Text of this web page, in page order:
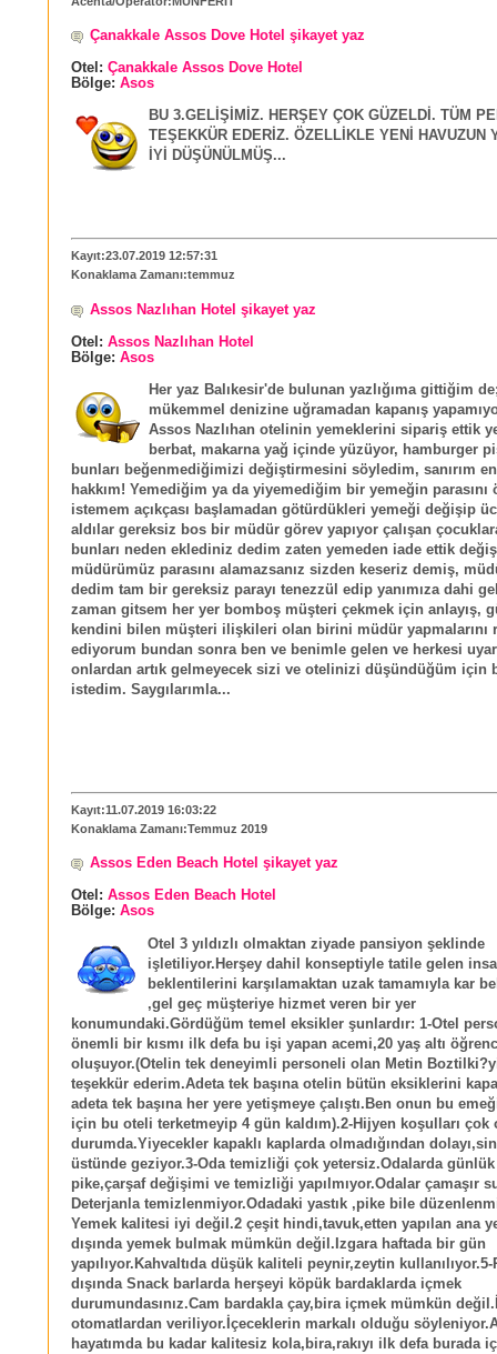
Çanakkale Assos Dove Hotel şikayet yaz
Otel: Çanakkale Assos Dove Hotel
Bölge: Asos
BU 3.GELİŞİMİZ. HERŞEY ÇOK GÜZELDİ. TÜM
TEŞEKKÜR EDERİZ. ÖZELLİKLE YENİ HAVUZUN
İYİ DÜŞÜNÜLMÜŞ...
Kayıt:23.07.2019 12:57:31
Konaklama Zamanı:temmuz
Assos Nazlıhan Hotel şikayet yaz
Otel: Assos Nazlıhan Hotel
Bölge: Asos
Her yaz Balıkesir'de bulunan yazlığıma gittiğim
mükemmel denizine uğramadan kapanış
Assos Nazlıhan otelinin yemeklerini sipariş ettik
berbat, makarna yağ içinde yüzüyor, hamburger
bunları beğenmediğimizi değiştirmesini söyledim, sanırım
hakkım! Yemediğim ya da yiyemediğim bir yemeğin parasını
istemem açıkçası başlamadan götürdükleri yemeği değişip
aldılar gereksiz bos bir müdür görev yapıyor çalışan
bunları neden eklediniz dedim zaten yemeden iade ettik
müdürümüz parasını alamazsanız sizden keseriz demiş,
dedim tam bir gereksiz parayı tenezzül edip yanımıza dahi
zaman gitsem her yer bomboş müşteri çekmek için anlayış,
kendini bilen müşteri ilişkileri olan birini müdür yapmalarını
ediyorum bundan sonra ben ve benimle gelen ve herkesi
onlardan artık gelmeyecek sizi ve otelinizi düşündüğüm için
istedim. Saygılarımla...
Kayıt:11.07.2019 16:03:22
Konaklama Zamanı:Temmuz 2019
Assos Eden Beach Hotel şikayet yaz
Otel: Assos Eden Beach Hotel
Bölge: Asos
Otel 3 yıldızlı olmaktan ziyade pansiyon şeklinde
işletiliyor.Herşey dahil konseptiyle tatile gelen
beklentilerini karşılamaktan uzak tamamıyla kar
,gel geç müşteriye hizmet veren bir yer
konumundaki.Gördüğüm temel eksikler şunlardır: 1-Otel
önemli bir kısmı ilk defa bu işi yapan acemi,20 yaş altı
oluşuyor.(Otelin tek deneyimli personeli olan Metin
teşekkür ederim.Adeta tek başına otelin bütün eksiklerini
adeta tek başına her yere yetişmeye çalıştı.Ben onun bu
için bu oteli terketmeyip 4 gün kaldım).2-Hijyen koşulları çok
durumda.Yiyecekler kapaklı kaplarda olmadığından
üstünde geziyor.3-Oda temizliği çok yetersiz.Odalarda
pike,çarşaf değişimi ve temizliği yapılmıyor.Odalar çamaşır
Deterjanla temizlenmiyor.Odadaki yastık ,pike bile
Yemek kalitesi iyi değil.2 çeşit hindi,tavuk,etten yapılan ana
dışında yemek bulmak mümkün değil.Izgara haftada bir gün
yapılıyor.Kahvaltıda düşük kaliteli peynir,zeytin kullanılıyor.5-
dışında Snack barlarda herşeyi köpük bardaklarda içmek
durumundasınız.Cam bardakla çay,bira içmek mümkün
otomatlardan veriliyor.İçeceklerin markalı olduğu
hayatımda bu kadar kalitesiz kola,bira,rakıyı ilk defa burada